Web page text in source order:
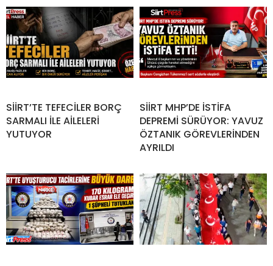
SİİRT’TE TEFECİLER BORÇ
SARMALI İLE AİLELERİ
YUTUYOR
SİİRT MHP’DE İSTİFA
DEPREMİ SÜRÜYOR: YAVUZ
ÖZTANIK GÖREVLERİNDEN
AYRILDI